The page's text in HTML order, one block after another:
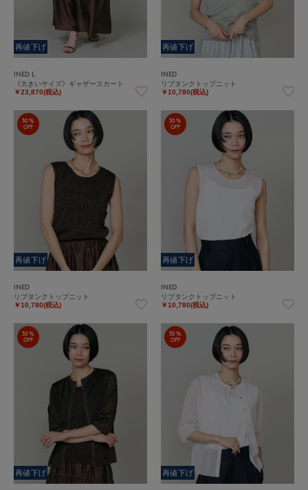
再値下げ
INED L
《大きいサイズ》ギャザースカート
￥23,870(税込)
再値下げ
INED
リブタンクトップニット
￥10,780(税込)
30%
OFF
再値下げ
INED
リブタンクトップニット
￥10,780(税込)
30%
OFF
再値下げ
INED
リブタンクトップニット
￥10,780(税込)
30%
OFF
再値下げ
30%
OFF
再値下げ